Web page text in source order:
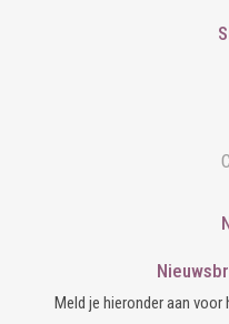
Meld je hieronder aan